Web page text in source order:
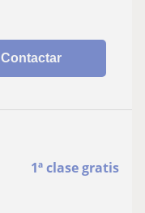
Contactar
1ª clase gratis